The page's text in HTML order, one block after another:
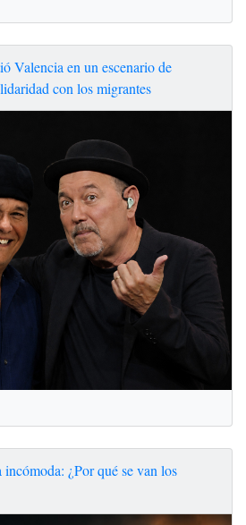
Valencia en un escenario de
con los migrantes
¿Por qué se van los